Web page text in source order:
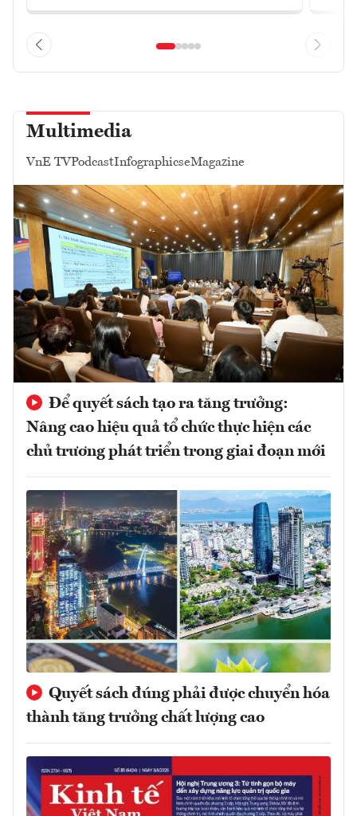
Multimedia
VnE TVPodcastInfographicseMagazine
Để quyết sách tạo ra tăng trưởng:
Nâng cao hiệu quả tổ chức thực hiện các
chủ trương phát triển trong giai đoạn mới
Quyết sách đúng phải được chuyển hóa
thành tăng trưởng chất lượng cao